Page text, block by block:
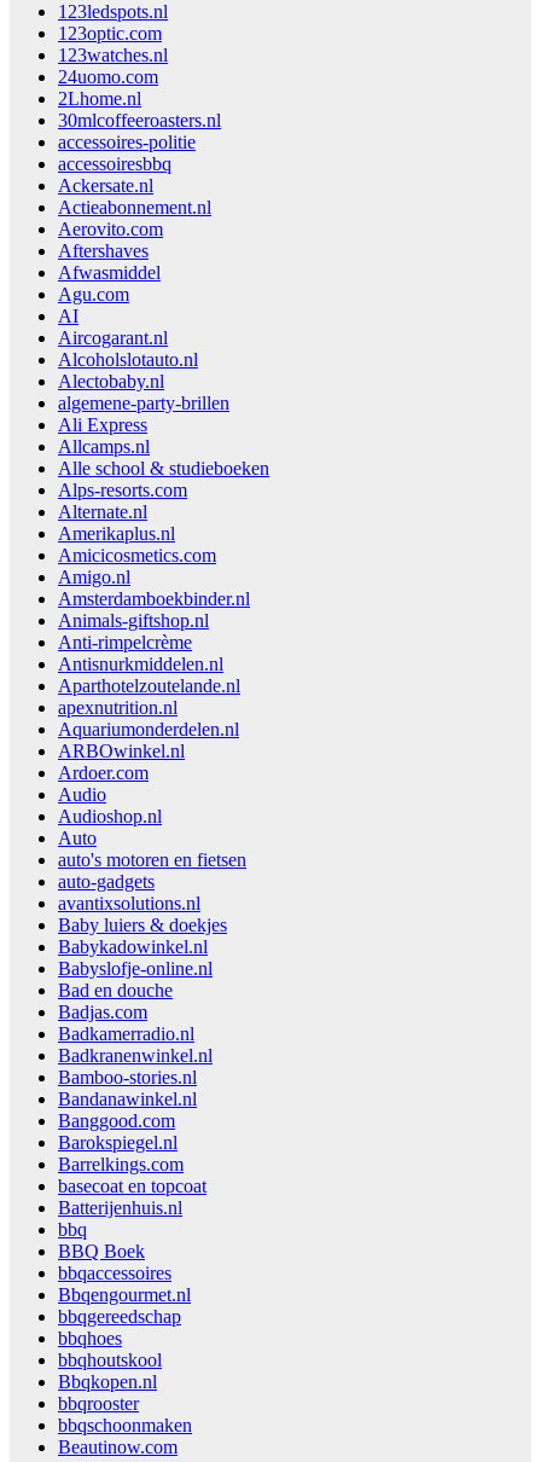
123ledspots.nl
123optic.com
123watches.nl
24uomo.com
2Lhome.nl
30mlcoffeeroasters.nl
accessoires-politie
accessoiresbbq
Ackersate.nl
Actieabonnement.nl
Aerovito.com
Aftershaves
Afwasmiddel
Agu.com
AI
Aircogarant.nl
Alcoholslotauto.nl
Alectobaby.nl
algemene-party-brillen
Ali Express
Allcamps.nl
Alle school & studieboeken
Alps-resorts.com
Alternate.nl
Amerikaplus.nl
Amicicosmetics.com
Amigo.nl
Amsterdamboekbinder.nl
Animals-giftshop.nl
Anti-rimpelcrème
Antisnurkmiddelen.nl
Aparthotelzoutelande.nl
apexnutrition.nl
Aquariumonderdelen.nl
ARBOwinkel.nl
Ardoer.com
Audio
Audioshop.nl
Auto
auto's motoren en fietsen
auto-gadgets
avantixsolutions.nl
Baby luiers & doekjes
Babykadowinkel.nl
Babyslofje-online.nl
Bad en douche
Badjas.com
Badkamerradio.nl
Badkranenwinkel.nl
Bamboo-stories.nl
Bandanawinkel.nl
Banggood.com
Barokspiegel.nl
Barrelkings.com
basecoat en topcoat
Batterijenhuis.nl
bbq
BBQ Boek
bbqaccessoires
Bbqengourmet.nl
bbqgereedschap
bbqhoes
bbqhoutskool
Bbqkopen.nl
bbqrooster
bbqschoonmaken
Beautinow.com